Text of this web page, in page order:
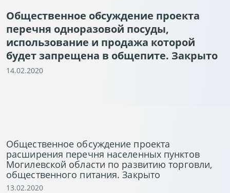
Общественное обсуждение проекта
перечня одноразовой посуды,
использование и продажа которой
будет запрещена в общепите. Закрыто
14.02.2020
Общественное обсуждение проекта
расширения перечня населенных пунктов
Могилевской области по развитию торговли,
общественного питания. Закрыто
13.02.2020